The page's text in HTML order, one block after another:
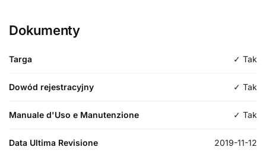
Merlo
Modello
2200
Typologia
Dokumenty
Targa ✓ Tak
Dowód rejestracyjny ✓ Tak
Manuale d'Uso e Manutenzione ✓ Tak
Data Ultima Revisione 2019-11-12